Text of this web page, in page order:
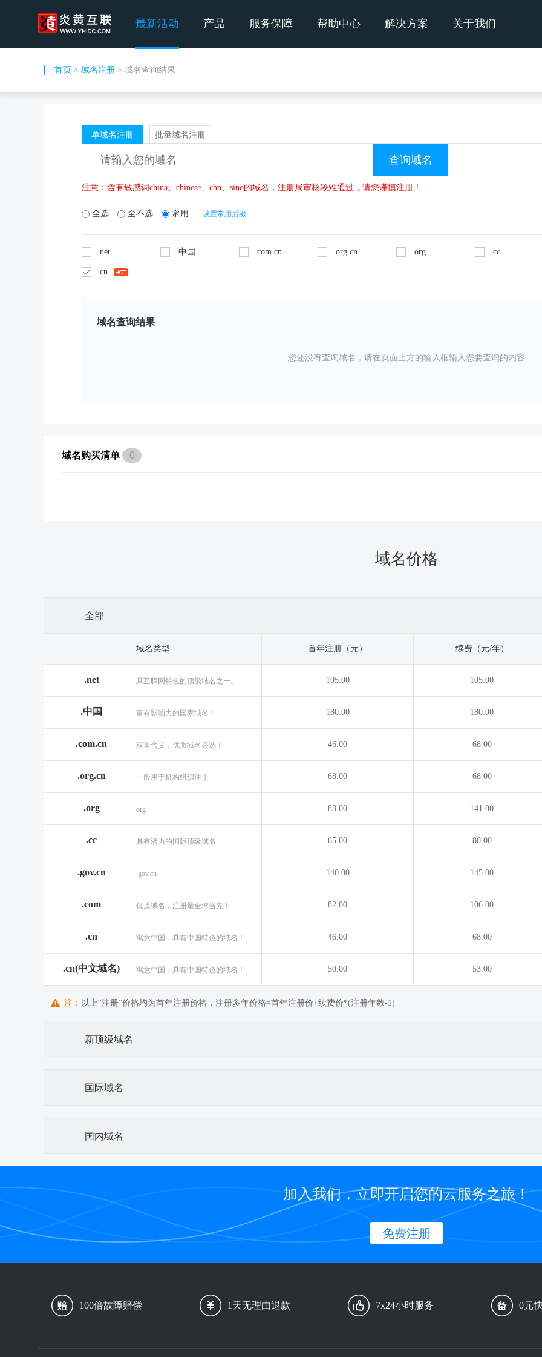
最新活动 产品 服务保障 帮助中心 解决方案 关于我们
首页 > 域名注册 > 域名查询结果
单域名注册 批量域名注册
注意：含有敏感词china、chinese、chn、sino的域名，注册局审核较难通过，请您谨慎注册！
全选 全不选 常用 设置常用后缀
.net .中国 .com.cn .org.cn .org .cc
.cn
域名查询结果
您还没有查询域名，请在页面上方的输入框输入您要查询的内容
域名购买清单 0
域名价格
全部
域名类型 首年注册（元） 续费（元/年）
.net 具互联网特色的顶级域名之一。 105.00 105.00
.中国 富有影响力的国家域名！ 180.00 180.00
.com.cn 双重含义，优质域名必选！ 46.00 68.00
.org.cn 一般用于机构组织注册 68.00 68.00
.org org 83.00 141.00
.cc 具有潜力的国际顶级域名 65.00 80.00
.gov.cn .gov.cn 140.00 145.00
.com 优质域名，注册量全球当先！ 82.00 106.00
.cn 寓意中国，具有中国特色的域名！ 46.00 68.00
.cn(中文域名) 寓意中国，具有中国特色的域名！ 50.00 53.00
注： 以上“注册”价格均为首年注册价格，注册多年价格=首年注册价+续费价*(注册年数-1)
新顶级域名
国际域名
国内域名
加入我们，立即开启您的云服务之旅！
免费注册
100倍故障赔偿 1天无理由退款 7x24小时服务 0元